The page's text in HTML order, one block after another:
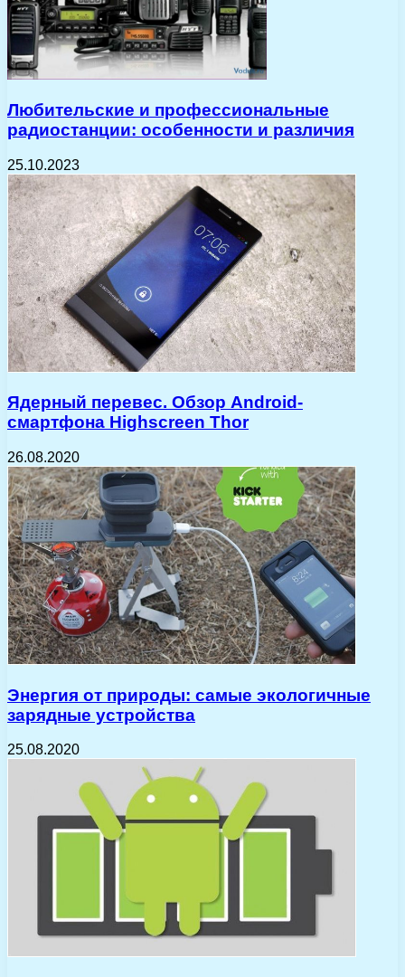
Любительские и профессиональные
радиостанции: особенности и различия
25.10.2023
Ядерный перевес. Обзор Android-
смартфона Highscreen Thor
26.08.2020
Энергия от природы: самые экологичные
зарядные устройства
25.08.2020